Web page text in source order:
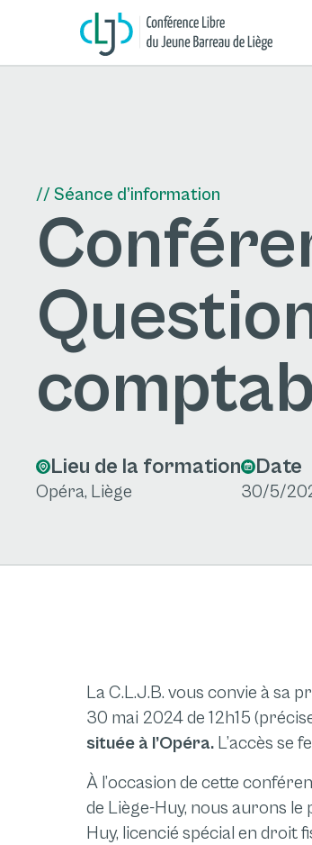
// Séance d’information
Lieu de la formation
Opéra, Liège
Date
30/5/
La C.L.J.B. vous convie à sa
30 mai 2024 de 12h15
située à l’Opéra. L’accès se
À l’occasion de cette
de Liège-Huy, nous aurons
Huy, licencié spécial en droit